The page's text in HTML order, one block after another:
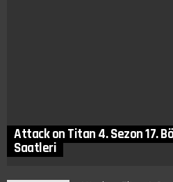
Attack on Titan 4. Sezon 17.
Saatleri